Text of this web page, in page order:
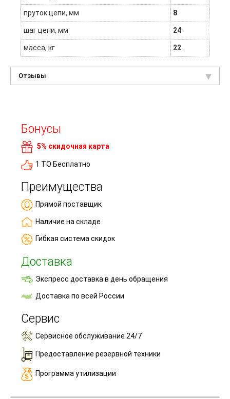
пруток цепи, мм 8
шаг цепи, мм 24
масса, кг 22
Отзывы
Бонусы
5% скидочная карта
1 ТО Бесплатно
Преимущества
Прямой поставщик
Наличие на складе
Гибкая система скидок
Доставка
Экспресс доставка в день обращения
Доставка по всей России
Сервис
Сервисное обслуживание 24/7
Предоставление резервной техники
Программа утилизации